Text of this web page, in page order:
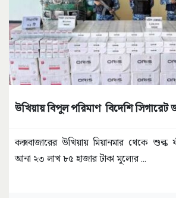
উখিয়ায় বিপুল পরিমাণ বিদেশি সিগারেট
কক্সবাজারের উখিয়ায় মিয়ানমার থেকে শুল্ক
আনা ২৩ লাখ ৮৫ হাজার টাকা মূল্যের...